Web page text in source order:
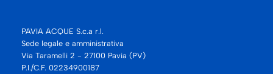
PAVIA ACQUE S.c.a r.l.
Sede legale e amministrativa
Via Taramelli 2 - 27100 Pavia (PV)
P.I./C.F. 02234900187